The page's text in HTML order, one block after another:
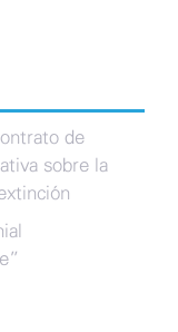
de
sobre la